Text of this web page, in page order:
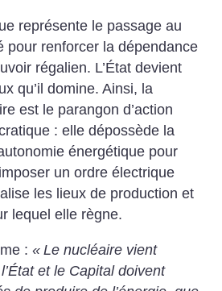
représente le passage au
pour renforcer la dépendance
régalien. L’État devient
qu’il domine. Ainsi, la
est le parangon d’action
: elle dépossède la
énergétique pour
un ordre électrique
les lieux de production et
lequel elle règne.
:« Le nucléaire vient
et le Capital doivent